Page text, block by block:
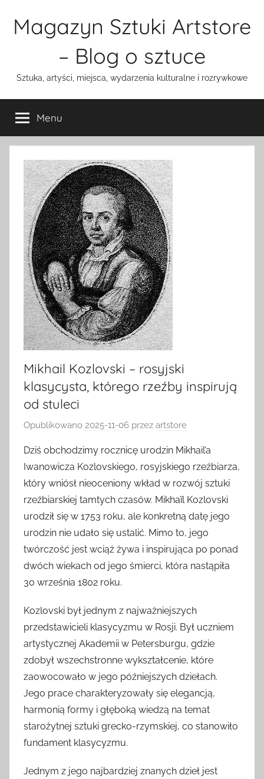
Magazyn Sztuki Artstore
– Blog o sztuce
Sztuka, artyści, miejsca, wydarzenia kulturalne i rozrywkowe
Menu
Mikhail Kozlovski – rosyjski
klasycysta, którego rzeźby inspirują
od stuleci
Opublikowano 2025-11-06 przez artstore
Dziś obchodzimy rocznicę urodzin Mikhail’a
Iwanowicza Kozlovskiego, rosyjskiego rzeźbiarza,
który wniósł nieoceniony wkład w rozwój sztuki
rzeźbiarskiej tamtych czasów. Mikhaïl Kozlovski
urodził się w 1753 roku, ale konkretną datę jego
urodzin nie udało się ustalić. Mimo to, jego
twórczość jest wciąż żywa i inspirująca po ponad
dwóch wiekach od jego śmierci, która nastąpiła
30 września 1802 roku.
Kozlovski był jednym z najważniejszych
przedstawicieli klasycyzmu w Rosji. Był uczniem
artystycznej Akademii w Petersburgu, gdzie
zdobył wszechstronne wykształcenie, które
zaowocowało w jego późniejszych dziełach.
Jego prace charakteryzowały się elegancją,
harmonią formy i głęboką wiedzą na temat
starożytnej sztuki grecko-rzymskiej, co stanowiło
fundament klasycyzmu.
Jednym z jego najbardziej znanych dzieł jest